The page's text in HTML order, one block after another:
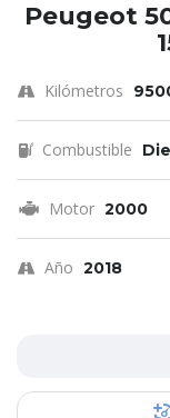
Peugeot
Kilómetros
Combustible
Motor 2000
Año 2018